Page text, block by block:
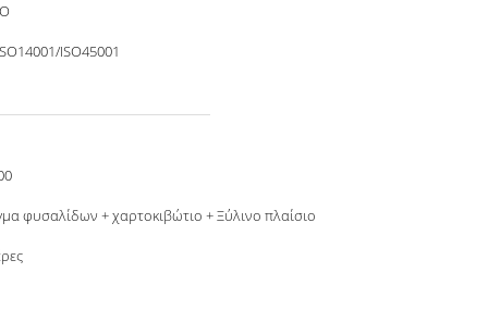
ISO45001
φυσαλίδων + χαρτοκιβώτιο + Ξύλινο πλαίσιο